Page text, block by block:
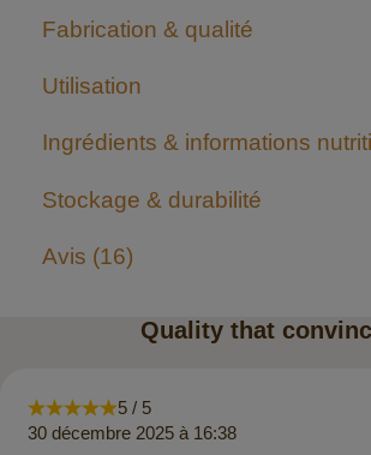
Fabrication & qualité
Utilisation
Ingrédients & informations
Stockage & durabilité
Avis 16
Quality that
5 / 5
30 décembre 2025 à 16:38